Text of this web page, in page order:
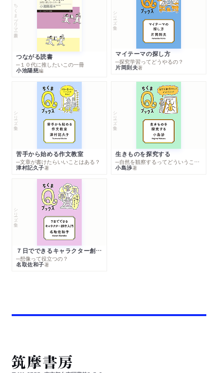
ちくまプリマー新書
つながる読書
─１０代に推したいこの一冊
小池陽慈編
シリーズ・全集
マイテーマの探し方
─探究学習ってどうやるの？
片岡則夫著
シリーズ・全集
苦手から始める作文教室
─文章が書けたらいいことはある？
津村記久子著
シリーズ・全集
生きものを探究する
─自然を観察するってどういうこと？
小島渉著
シリーズ・全集
７日でできるキャラクター創作入門
─想像って役立つの？
名取佐和子著